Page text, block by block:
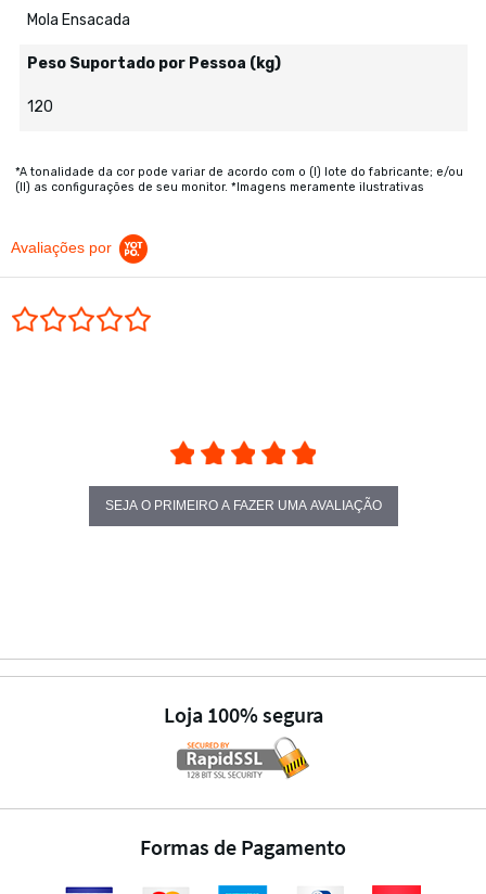
Mola Ensacada
Peso Suportado por Pessoa (kg)
120
*A tonalidade da cor pode variar de acordo com o (I) lote do fabricante; e/ou
(II) as configurações de seu monitor. *Imagens meramente ilustrativas
Avaliações por
SEJA O PRIMEIRO A FAZER UMA AVALIAÇÃO